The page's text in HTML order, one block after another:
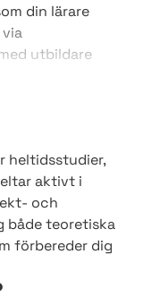
din lärare
utbildare
flera
andra YH-
läsa
heltidsstudier,
aktivt i
och
både teoretiska
förbereder dig